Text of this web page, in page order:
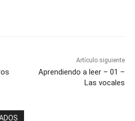
Artículo siguiente
Aprendiendo a leer – 01 –
Las vocales